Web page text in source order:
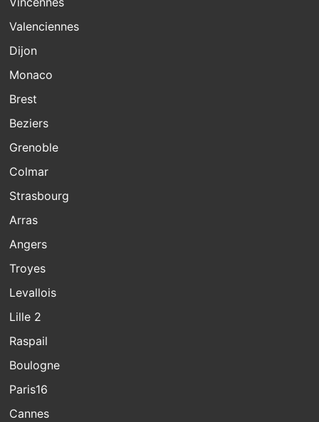
Valenciennes
Dijon
Monaco
Brest
Beziers
Grenoble
Colmar
Strasbourg
Arras
Angers
Troyes
Levallois
Lille 2
Raspail
Boulogne
Paris16
Cannes